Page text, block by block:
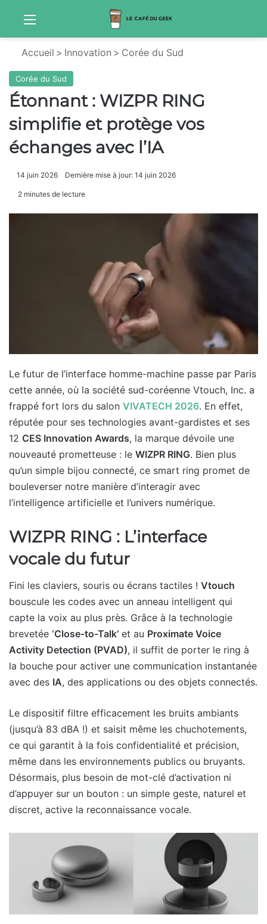
Menu
Accueil > Innovation > Corée du Sud
Corée du Sud
Étonnant : WIZPR RING
simplifie et protège vos
échanges avec l’IA
14 juin 2026 Dernière mise à jour: 14 juin 2026
2 minutes de lecture
Le futur de l’interface homme-machine passe par Paris
cette année, où la société sud-coréenne Vtouch, Inc. a
frappé fort lors du salon VIVATECH 2026. En effet,
réputée pour ses technologies avant-gardistes et ses
12 CES Innovation Awards, la marque dévoile une
nouveauté prometteuse : le WIZPR RING. Bien plus
qu’un simple bijou connecté, ce smart ring promet de
bouleverser notre manière d’interagir avec
l’intelligence artificielle et l’univers numérique.
WIZPR RING : L’interface
vocale du futur
Fini les claviers, souris ou écrans tactiles ! Vtouch
bouscule les codes avec un anneau intelligent qui
capte la voix au plus près. Grâce à la technologie
brevetée ‘Close-to-Talk’ et au Proximate Voice
Activity Detection (PVAD), il suffit de porter le ring à
la bouche pour activer une communication instantanée
avec des IA, des applications ou des objets connectés.
Le dispositif filtre efficacement les bruits ambiants
(jusqu’à 83 dBA !) et saisit même les chuchotements,
ce qui garantit à la fois confidentialité et précision,
même dans les environnements publics ou bruyants.
Désormais, plus besoin de mot-clé d’activation ni
d’appuyer sur un bouton : un simple geste, naturel et
discret, active la reconnaissance vocale.